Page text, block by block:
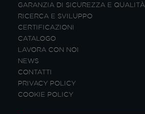
GARANZIA DI SICUREZZA E QUALITÀ
RICERCA E SVILUPPO
CERTIFICAZIONI
CATALOGO
LAVORA CON NOI
NEWS
CONTATTI
PRIVACY POLICY
COOKIE POLICY